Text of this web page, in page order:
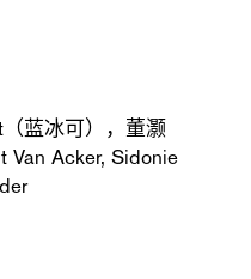
蓝冰可），董灏
Van Acker, Sidonie